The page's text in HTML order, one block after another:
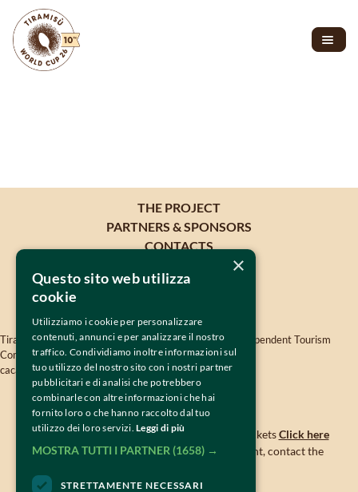
THE PROJECT
PARTNERS & SPONSORS
CONTACTS
Tiramisù World Cup is oganised by TWISSEN- The Independent Tourism
Company Srls - VAT 04819380264 -twissen.com-
cacao@tiramisuworldcup.com
CONTACTS
For information and support in purchasing ticketsClick here
For information on the program and the event, contact the
Accessibility statement
×
Questo sito web utilizza
cookie
Utilizziamo i cookie per personalizzare
contenuti, annunci e per analizzare il nostro
traffico. Condividiamo inoltre informazioni sul
tuo utilizzo del nostro sito con i nostri partner
pubblicitari e di analisi che potrebbero
combinarle con altre informazioni che hai
fornito loro o che hanno raccolto dal tuo
utilizzo dei loro servizi. Leggi di più
MOSTRA TUTTI I PARTNER (1658) →
STRETTAMENTE NECESSARI